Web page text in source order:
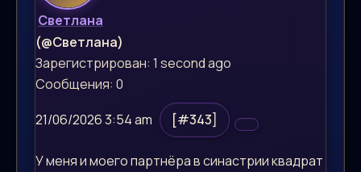
Светлана
(@Светлана)
Зарегистрирован: 1 second ago
Сообщения: 0
21/06/2026 3:54 am
[#343]
У меня и моего партнёра в синастрии квадрат